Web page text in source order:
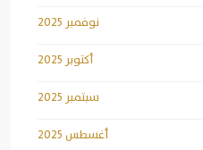
نوفمبر 2025
أكتوبر 2025
سبتمبر 2025
أغسطس 2025